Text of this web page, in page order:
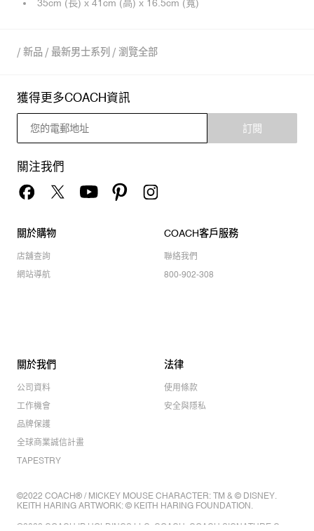
35cm (長) x 41cm (高) x 16.5cm (寬)
/ 新品 / 最新男士系列 / 瀏覽全部
獲得更多COACH資訊
訂閱
關注我們
關於購物
店舖查詢
網站導航
COACH客戶服務
聯絡我們
800-902-308
關於我們
公司資料
工作機會
品牌保護
全球商業誠信計畫
TAPESTRY
法律
使用條款
安全與隱私
©2022 COACH® / MICKEY MOUSE CHARACTER: TM & © DISNEY.
KEITH HARING ARTWORK: © KEITH HARING FOUNDATION.
©2022 COACH IP HOLDINGS LLC. COACH, COACH SIGNATURE C